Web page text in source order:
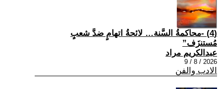
(4) -محاكمةُ السَّنة… لائحةُ اتهامٍ ضدَّ شعبٍ
مُستنزَف”
عبدالكريم مراد
2026 / 8 / 9
الادب والفن